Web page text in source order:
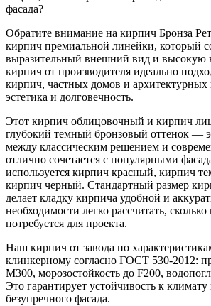
фасада?
Обратите внимание на кирпич Бронза
кирпич премиальной линейки, который
выразительный внешний вид и высокую
кирпич от производителя идеально
кирпич, частных домов и архитектурных
эстетика и долговечность.
Этот кирпич облицовочный и кирпич
глубокий темный бронзовый оттенок —
между классическим решением и
отлично сочетается с популярными
используется кирпич красный, кирпич
кирпич черный. Стандартный размер
делает кладку кирпича удобной и
необходимости легко рассчитать,
потребуется для проекта.
Наш кирпич от завода по
клинкерному согласно ГОСТ 530-2012:
М300, морозостойкость до F200,
Это гарантирует устойчивость к климату
безупречного фасада.